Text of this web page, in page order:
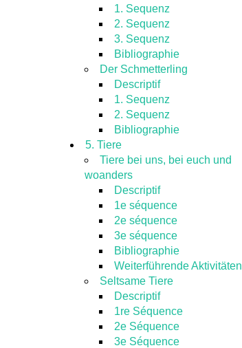
1. Sequenz
2. Sequenz
3. Sequenz
Bibliographie
Der Schmetterling
Descriptif
1. Sequenz
2. Sequenz
Bibliographie
5. Tiere
Tiere bei uns, bei euch und
woanders
Descriptif
1e séquence
2e séquence
3e séquence
Bibliographie
Weiterführende Aktivitäten
Seltsame Tiere
Descriptif
1re Séquence
2e Séquence
3e Séquence